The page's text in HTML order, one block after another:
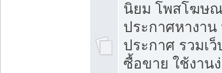
นิยม โพสโฆษ
ประกาศหางาน
ประกาศ รวมเ
ซื้อขาย ใช้งาน